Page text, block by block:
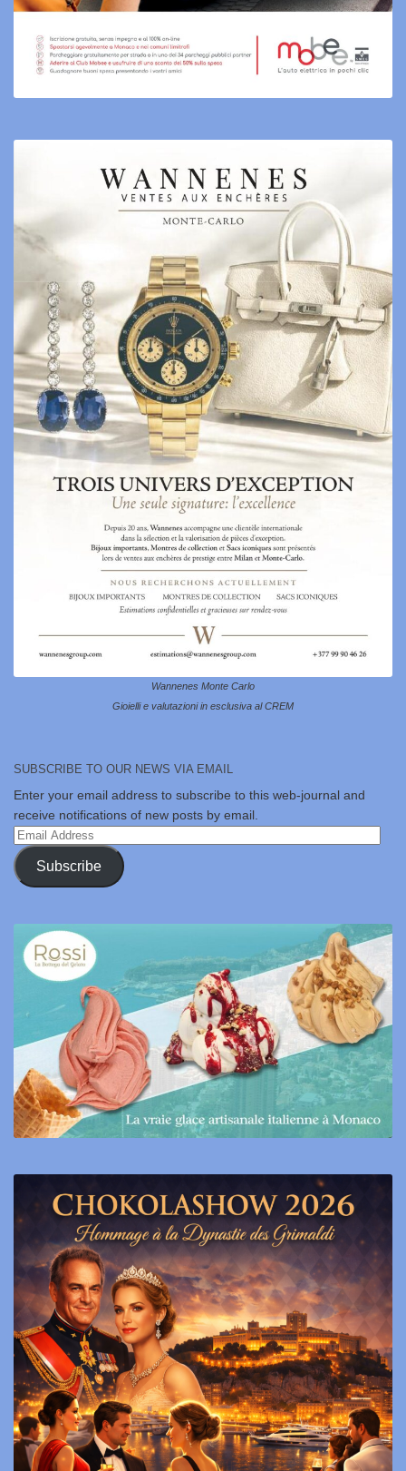
Wannenes Monte Carlo
Gioielli e valutazioni in esclusiva al CREM
SUBSCRIBE TO OUR NEWS VIA EMAIL
Enter your email address to subscribe to this web-journal and
receive notifications of new posts by email.
Email
Address
Subscribe